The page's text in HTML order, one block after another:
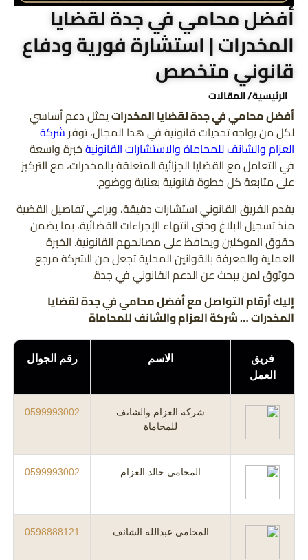
أفضل محامي في جدة لقضايا
المخدرات | استشارة فورية ودفاع
قانوني متخصص
الرئيسية/ المقالات
أفضل محامي في جدة لقضايا المخدراتيمثل دعم أساسي
لكل من يواجه تحديات قانونية في هذا المجال، توفرشركة
العزام والشانف للمحاماة والاستشارات القانونيةخبرة واسعة
في التعامل مع القضايا الجزائية المتعلقة بالمخدرات، مع التركيز
على متابعة كل خطوة قانونية بعناية ووضوح.
يقدم الفريق القانوني استشارات دقيقة، ويراعي تفاصيل القضية
منذ تسجيل البلاغ وحتى انتهاء الإجراءات القضائية، بما يضمن
حقوق الموكلين ويحافظ على مصالحهم القانونية. الخبرة
العملية والمعرفة بالقوانين المحلية تجعل من الشركة مرجع
موثوق لمن يبحث عن الدعم القانوني في جدة.
إليك أرقام التواصل مع أفضل محامي في جدة لقضايا
المخدرات … شركة العزام والشانف للمحاماة
فريق
العمل
الاسم رقم الجوال
شركة العزام والشانف
للمحاماة
0599993002
المحامي خالد العزام 0599993002
المحامي عبدالله الشانف 0598888121